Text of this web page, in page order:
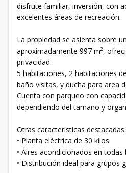
disfrute familiar, inversión, con
excelentes áreas de recreación.
La propiedad se asienta sobre
aproximadamente 997 m²,
privacidad.
5 habitaciones, 2 habitaciones
baño visitas, y ducha para area
Cuenta con parqueo con
dependiendo del tamaño y
Otras características destacadas:
• Planta eléctrica de 30 kilos
• Aires acondicionados en todas
• Distribución ideal para grupos